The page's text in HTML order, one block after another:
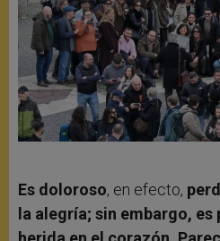
Es doloroso, en efecto,
la alegría; sin embargo,